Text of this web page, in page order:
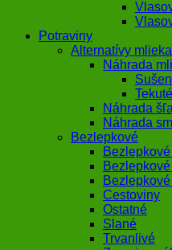
Potraviny
Alternatívy mlieka
Náhrada
Tekuté
Náhrada
Náhrada
Bezlepkové
Cestoviny
Ostatné
Slané
Trvanlivé